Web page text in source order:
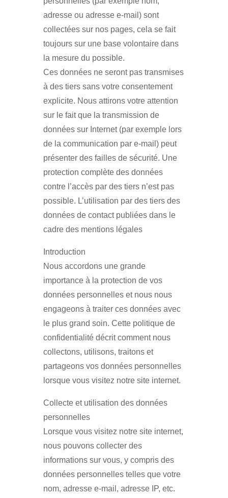
adresse ou adresse e-mail) sont
collectées sur nos pages, cela se fait
toujours sur une base volontaire dans
la mesure du possible.
Ces données ne seront pas transmises
à des tiers sans votre consentement
explicite. Nous attirons votre attention
sur le fait que la transmission de
données sur Internet (par exemple lors
de la communication par e-mail) peut
présenter des failles de sécurité. Une
protection complète des données
contre l’accès par des tiers n’est pas
possible. L’utilisation par des tiers des
données de contact publiées dans le
cadre des mentions légales
Introduction
Nous accordons une grande
importance à la protection de vos
données personnelles et nous nous
engageons à traiter ces données avec
le plus grand soin. Cette politique de
confidentialité décrit comment nous
collectons, utilisons, traitons et
partageons vos données personnelles
lorsque vous visitez notre site internet.
Collecte et utilisation des données
personnelles
Lorsque vous visitez notre site internet,
nous pouvons collecter des
informations sur vous, y compris des
données personnelles telles que votre
nom, adresse e-mail, adresse IP, etc.